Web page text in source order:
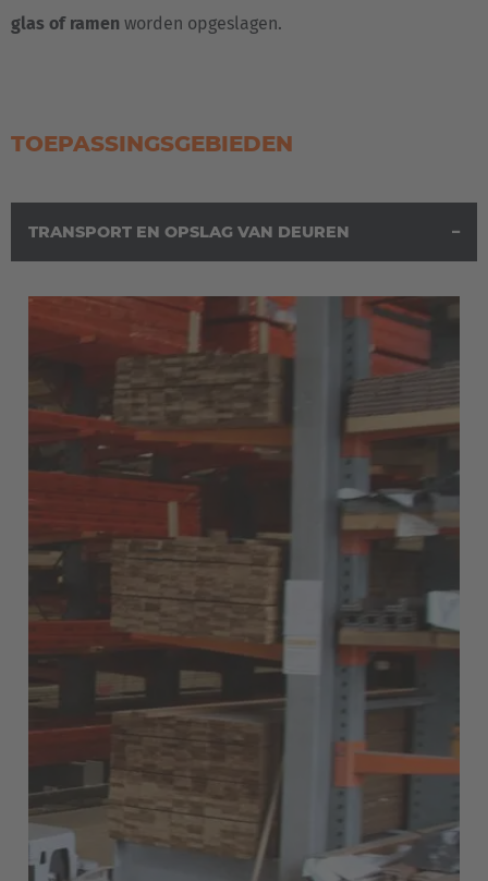
glas of ramen worden opgeslagen.
TOEPASSINGSGEBIEDEN
TRANSPORT EN OPSLAG VAN DEUREN